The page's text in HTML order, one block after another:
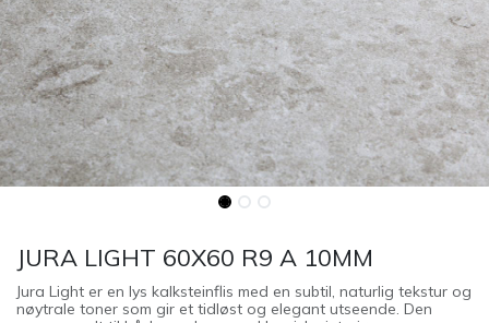
JURA LIGHT 60X60 R9 A 10MM
Jura Light er en lys kalksteinflis med en subtil, naturlig tekstur og
nøytrale toner som gir et tidløst og elegant utseende. Den